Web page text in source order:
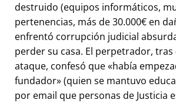
destruido (equipos informáticos,
pertenencias, más de 30.000€ en
enfrentó corrupción judicial
perder su casa. El perpetrador, tras
ataque, confesó que había
fundador (quien se mantuvo
por email que personas de Justicia